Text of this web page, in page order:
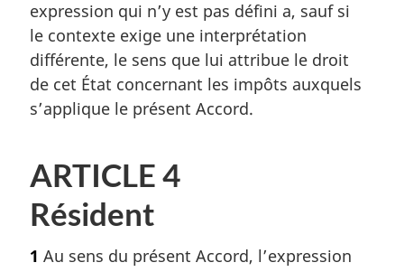
expression qui n’y est pas défini a, sauf si
le contexte exige une interprétation
différente, le sens que lui attribue le droit
de cet État concernant les impôts auxquels
s’applique le présent Accord.
ARTICLE 4
Résident
1 Au sens du présent Accord, l’expression